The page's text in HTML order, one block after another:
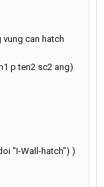
can hatch
p ten2 sc2 ang)
"I-Wall-hatch") )